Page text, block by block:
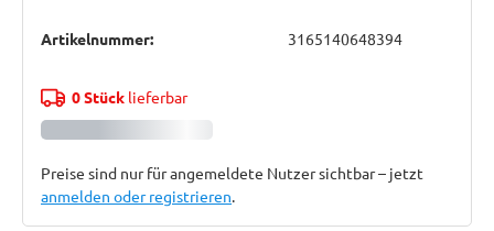
Artikelnummer: 3165140648394
0 Stücklieferbar
Preise sind nur für angemeldete Nutzer sichtbar – jetzt
anmelden oder registrieren.